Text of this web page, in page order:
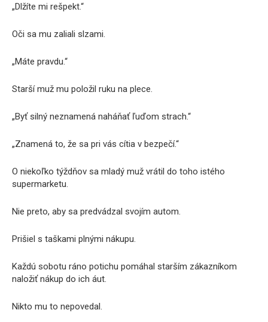
„Dlžíte mi rešpekt.“
Oči sa mu zaliali slzami.
„Máte pravdu.“
Starší muž mu položil ruku na plece.
„Byť silný neznamená naháňať ľuďom strach.“
„Znamená to, že sa pri vás cítia v bezpečí.“
O niekoľko týždňov sa mladý muž vrátil do toho istého
supermarketu.
Nie preto, aby sa predvádzal svojím autom.
Prišiel s taškami plnými nákupu.
Každú sobotu ráno potichu pomáhal starším zákazníkom
naložiť nákup do ich áut.
Nikto mu to nepovedal.